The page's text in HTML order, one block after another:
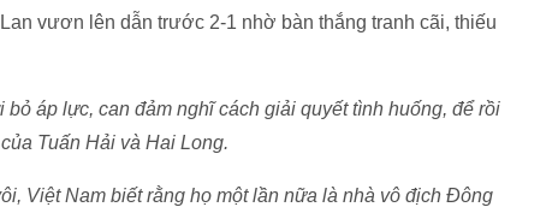
vươn lên dẫn trước 2-1 nhờ bàn thắng tranh cãi, thiếu
áp lực, can đảm nghĩ cách giải quyết tình huống, để rồi
Tuấn Hải và Hai Long.
Việt Nam biết rằng họ một lần nữa là nhà vô địch Đông